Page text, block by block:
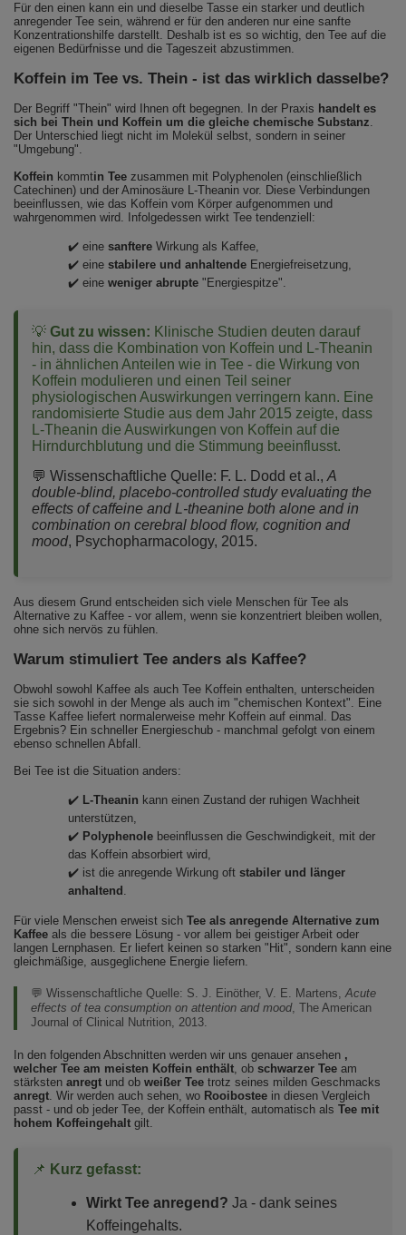
Für den einen kann ein und dieselbe Tasse ein starker und deutlich
anregender Tee sein, während er für den anderen nur eine sanfte
Konzentrationshilfe darstellt. Deshalb ist es so wichtig, den Tee auf die
eigenen Bedürfnisse und die Tageszeit abzustimmen.
Koffein im Tee vs. Thein - ist das wirklich dasselbe?
Der Begriff "Thein" wird Ihnen oft begegnen. In der Praxis handelt es
sich bei Thein und Koffein um die gleiche chemische Substanz.
Der Unterschied liegt nicht im Molekül selbst, sondern in seiner
"Umgebung".
Koffein kommtin Tee zusammen mit Polyphenolen (einschließlich
Catechinen) und der Aminosäure L-Theanin vor. Diese Verbindungen
beeinflussen, wie das Koffein vom Körper aufgenommen und
wahrgenommen wird. Infolgedessen wirkt Tee tendenziell:
✔️ eine sanftere Wirkung als Kaffee,
✔️ eine stabilere und anhaltende Energiefreisetzung,
✔️ eine weniger abrupte "Energiespitze".
💡 Gut zu wissen: Klinische Studien deuten darauf
hin, dass die Kombination von Koffein und L-Theanin
- in ähnlichen Anteilen wie in Tee - die Wirkung von
Koffein modulieren und einen Teil seiner
physiologischen Auswirkungen verringern kann. Eine
randomisierte Studie aus dem Jahr 2015 zeigte, dass
L-Theanin die Auswirkungen von Koffein auf die
Hirndurchblutung und die Stimmung beeinflusst.
💬 Wissenschaftliche Quelle: F. L. Dodd et al., A
double-blind, placebo-controlled study evaluating the
effects of caffeine and L-theanine both alone and in
combination on cerebral blood flow, cognition and
mood, Psychopharmacology, 2015.
Aus diesem Grund entscheiden sich viele Menschen für Tee als
Alternative zu Kaffee - vor allem, wenn sie konzentriert bleiben wollen,
ohne sich nervös zu fühlen.
Warum stimuliert Tee anders als Kaffee?
Obwohl sowohl Kaffee als auch Tee Koffein enthalten, unterscheiden
sie sich sowohl in der Menge als auch im "chemischen Kontext". Eine
Tasse Kaffee liefert normalerweise mehr Koffein auf einmal. Das
Ergebnis? Ein schneller Energieschub - manchmal gefolgt von einem
ebenso schnellen Abfall.
Bei Tee ist die Situation anders:
✔️ L-Theanin kann einen Zustand der ruhigen Wachheit
unterstützen,
✔️ Polyphenole beeinflussen die Geschwindigkeit, mit der
das Koffein absorbiert wird,
✔️ ist die anregende Wirkung oft stabiler und länger
anhaltend .
Für viele Menschen erweist sich Tee als anregende Alternative zum
Kaffee als die bessere Lösung - vor allem bei geistiger Arbeit oder
langen Lernphasen. Er liefert keinen so starken "Hit", sondern kann eine
gleichmäßige, ausgeglichene Energie liefern.
💬 Wissenschaftliche Quelle: S. J. Einöther, V. E. Martens,Acute
effects of tea consumption on attention and mood, The American
Journal of Clinical Nutrition, 2013.
In den folgenden Abschnitten werden wir uns genauer ansehen ,
welcher Tee am meisten Koffein enthält, ob schwarzer Tee am
stärksten anregt und ob weißer Tee trotz seines milden Geschmacks
anregt. Wir werden auch sehen, wo Rooibostee in diesen Vergleich
passt - und ob jeder Tee, der Koffein enthält, automatisch als Tee mit
hohem Koffeingehalt gilt.
📌 Kurz gefasst:
Wirkt Tee anregend? Ja - dank seines
Koffeingehalts.